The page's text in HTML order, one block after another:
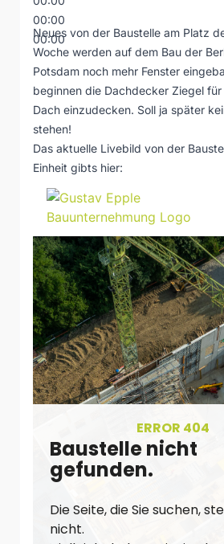
00:00
00:00
Neues von der Baustelle am Platz
Woche werden auf dem Bau der
Potsdam noch mehr Fenster
beginnen die Dachdecker Ziegel
Dach einzudecken. Soll ja später
stehen!
Das aktuelle Livebild von der
Einheit gibts hier: